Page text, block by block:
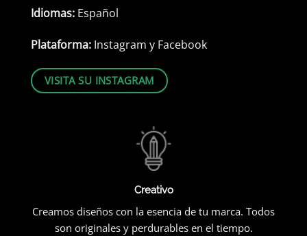
Idiomas: Español
Plataforma: Instagram y Facebook
VISITA SU INSTAGRAM
Creativo
Creamos diseños con la esencia de tu marca. Todos
son originales y perdurables en el tiempo.